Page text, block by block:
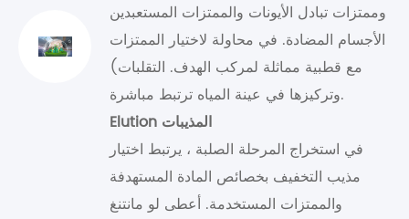
وممتزات تبادل الأيونات والممتزات المستعبدين
الأجسام المضادة. في محاولة لاختيار الممتزات
مع قطبية مماثلة لمركب الهدف. التقلبات)
وتركيزها في عينة المياه ترتبط مباشرة.
Elution المذيبات
في استخراج المرحلة الصلبة ، يرتبط اختيار
مذيب التخفيف بخصائص المادة المستهدفة
والممتزات المستخدمة. أعطى لو مانتنغ